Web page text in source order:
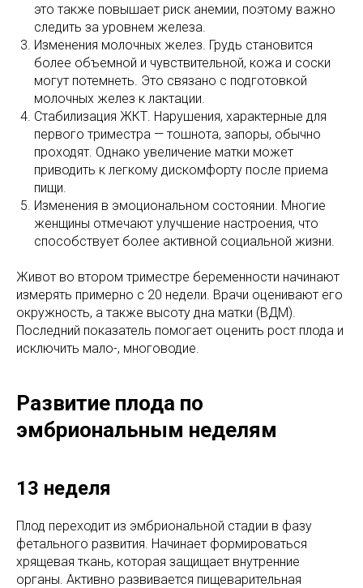
это также повышает риск анемии, поэтому важно
следить за уровнем железа.
Изменения молочных желез. Грудь становится
более объемной и чувствительной, кожа и соски
могут потемнеть. Это связано с подготовкой
молочных желез к лактации.
Стабилизация ЖКТ. Нарушения, характерные для
первого триместра — тошнота, запоры, обычно
проходят. Однако увеличение матки может
приводить к легкому дискомфорту после приема
пищи.
Изменения в эмоциональном состоянии. Многие
женщины отмечают улучшение настроения, что
способствует более активной социальной жизни.
Живот во втором триместре беременности начинают
измерять примерно с 20 недели. Врачи оценивают его
окружность, а также высоту дна матки (ВДМ).
Последний показатель помогает оценить рост плода и
исключить мало-, многоводие.
Развитие плода по
эмбриональным неделям
13 неделя
Плод переходит из эмбриональной стадии в фазу
фетального развития. Начинает формироваться
хрящевая ткань, которая защищает внутренние
органы. Активно развивается пищеварительная